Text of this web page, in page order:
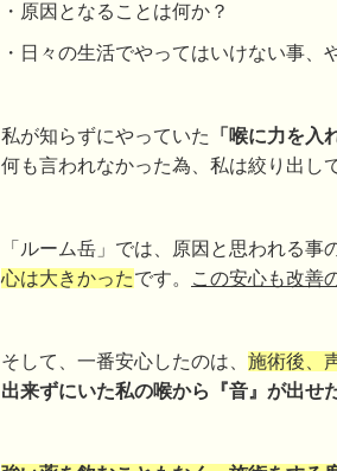
・原因となることは何か？
・日々の生活でやってはいけない事、
私が知らずにやっていた 「喉に力を入
何も言われなかった為、私は絞り出し
「ルーム岳」では、原因と思われる
心は大きかったです。 この安心も改善
そして、一番安心したのは、 施術後、
出来ずにいた私の喉から『音』が出せ